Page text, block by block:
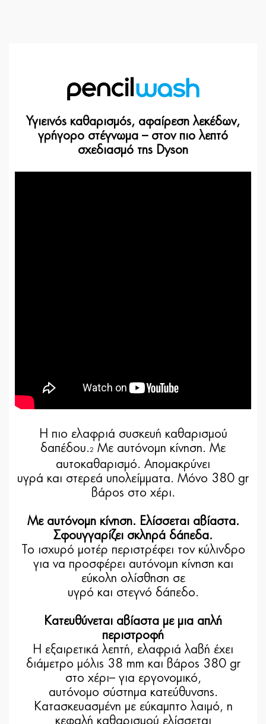
Υγιεινός καθαρισμός, αφαίρεση λεκέδων,
γρήγορο στέγνωμα – στον πιο λεπτό
σχεδιασμό της Dyson
Η πιο ελαφριά συσκευή καθαρισμού
δαπέδου.2
Με αυτόνομη κίνηση. Με
αυτοκαθαρισμό. Απομακρύνει
υγρά και στερεά υπολείμματα. Μόνο 380 gr
βάρος στο χέρι.
Με αυτόνομη κίνηση. Ελίσσεται αβίαστα.
Σφουγγαρίζει σκληρά δάπεδα.
Το ισχυρό μοτέρ περιστρέφει τον κύλινδρο
για να προσφέρει αυτόνομη κίνηση και
εύκολη ολίσθηση σε
υγρό και στεγνό δάπεδο.
Κατευθύνεται αβίαστα με μια απλή
περιστροφή
Η εξαιρετικά λεπτή, ελαφριά λαβή έχει
διάμετρο μόλις 38 mm και βάρος 380 gr
στο χέρι– για εργονομικό,
αυτόνομο σύστημα κατεύθυνσης.
Κατασκευασμένη με εύκαμπτο λαιμό, η
κεφαλή καθαρισμού ελίσσεται